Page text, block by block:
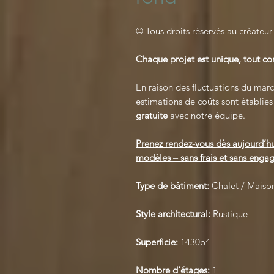
© Tous droits réservés au créateur
Chaque projet est unique, tout
En raison des fluctuations du
estimations de coûts sont
gratuiteavec notre équipe.
Prenez rendez-vous dès
modèles – sans frais et sans
Type de bâtiment: Chalet /
Style architectural: Rustique
Superficie: 1430p²
Nombre d'étages: 1